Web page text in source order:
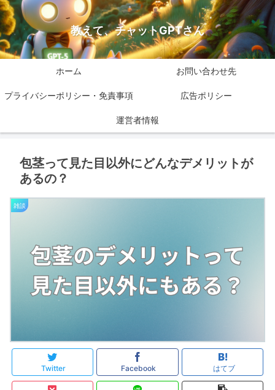
教えて、チャットGPTさん
ホーム お問い合わせ先
プライバシーポリシー・免責事項 広告ポリシー
運営者情報
包茎って見た目以外にどんなデメリットが
あるの？
雑談
Twitter Facebook はてブ